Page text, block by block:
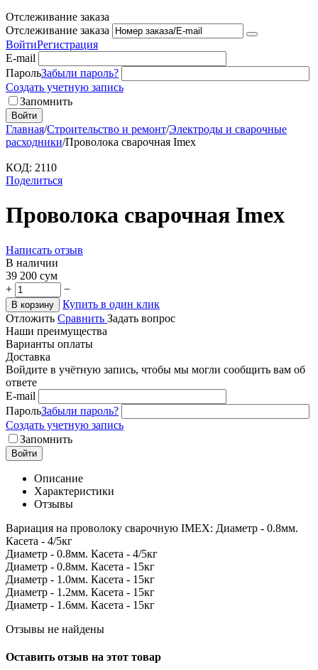
Отслеживание заказа
Отслеживание заказа
ВойтиРегистрация
E-mail
ПарольЗабыли пароль?
Создать учетную запись
Запомнить
Войти
Главная/Строительство и ремонт/Электроды и сварочные
расходники/Проволока сварочная Imex
КОД: 2110
Поделиться
Проволока сварочная Imex
Написать отзыв
В наличии
39 200 сум
+
−
В корзину
Купить в один клик
Отложить Сравнить Задать вопрос
Наши преимущества
Варианты оплаты
Доставка
Войдите в учётную запись, чтобы мы могли сообщить вам об
ответе
E-mail
ПарольЗабыли пароль?
Создать учетную запись
Запомнить
Войти
Описание
Характеристики
Отзывы
Вариация на проволоку сварочную IMEX: Диаметр - 0.8мм.
Касета - 4/5кг
Диаметр - 0.8мм. Касета - 4/5кг
Диаметр - 0.8мм. Касета - 15кг
Диаметр - 1.0мм. Касета - 15кг
Диаметр - 1.2мм. Касета - 15кг
Диаметр - 1.6мм. Касета - 15кг
Отзывы не найдены
Оставить отзыв на этот товар